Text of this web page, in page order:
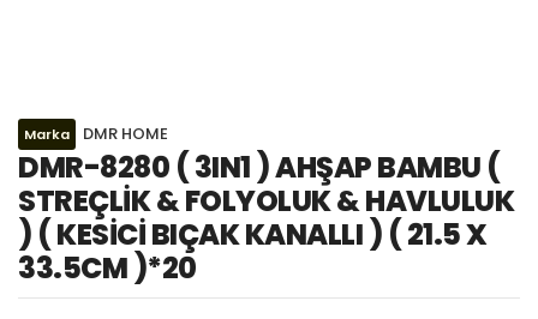
Marka DMR HOME
DMR-8280 ( 3IN1 ) AHŞAP BAMBU (
STREÇLİK & FOLYOLUK & HAVLULUK
) ( KESİCİ BIÇAK KANALLI ) ( 21.5 X
33.5CM )*20